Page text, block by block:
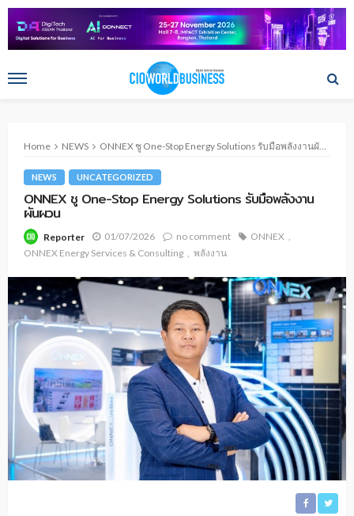
Home NEWS ONNEX ชู One-Stop Energy Solutions รับมือพลังงานผันผวน
NEWS UNCATEGORIZED
ONNEX ชู One-Stop Energy Solutions รับมือพลังงาน
ผันผวน
Reporter 01/07/2026 no comment
ONNEX
ONNEX Energy Services & Consulting
พลังงาน